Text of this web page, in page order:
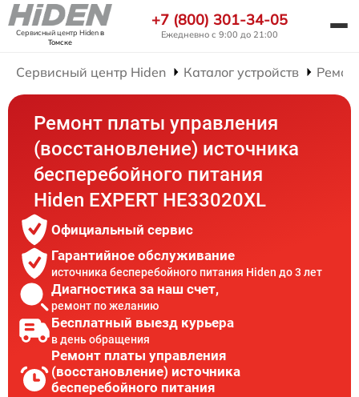
Сервисный центр Hidenв
Томске
+7 (800) 301-34-05
Ежедневно с 9:00 до 21:00
Сервисный центр Hiden Каталог устройств
Ремонт платы управления
(восстановление) источника
бесперебойного питания
Hiden EXPERT HE33020XL
Официальный сервис
Гарантийное обслуживание
источника бесперебойного питания Hiden до 3 лет
Диагностика за наш счет,
ремонт по желанию
Бесплатный выезд курьера
в день обращения
Ремонт платы управления
(восстановление) источника
бесперебойного питания